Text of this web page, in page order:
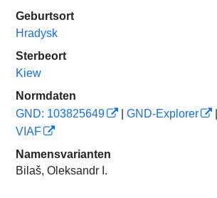
Geburtsort
Hradysk
Sterbeort
Kiew
Normdaten
GND: 103825649
GND-Explorer
VIAF
Namensvarianten
Bilaš, Oleksandr I.